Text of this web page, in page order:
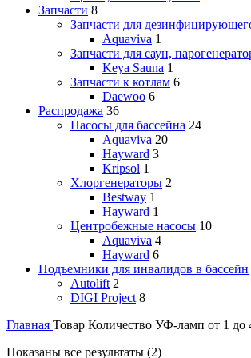
Запчасти 8
Запчасти для
Aquaviva 1
Запчасти для саун,
Keya Sauna 1
Запчасти к котлам 6
Daewoo 6
Распродажа 36
Насосы для бассейна 24
Aquaviva 20
Hayward 3
Kripsol 1
Хлоргенераторы 2
Bestway 1
Hayward 1
Центробежные насосы 10
Aquaviva 4
Hayward 6
Подъемники для инвалидов в бассейн
Autolift 2
DIGI Project 8
Главная Товар Количество УФ-ламп от 1 до
Показаны все результаты (2)